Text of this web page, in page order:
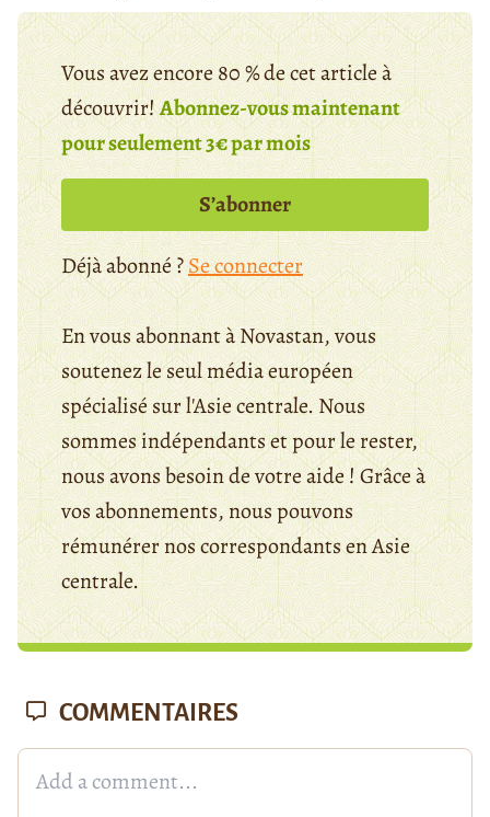
Vous avez encore 80 % de cet article à
découvrir!Abonnez-vous maintenant
pour seulement 3€ par mois
S’abonner
Déjà abonné ?Se connecter
En vous abonnant à Novastan, vous
soutenez le seul média européen
spécialisé sur l'Asie centrale. Nous
sommes indépendants et pour le rester,
nous avons besoin de votre aide ! Grâce à
vos abonnements, nous pouvons
rémunérer nos correspondants en Asie
centrale.
COMMENTAIRES